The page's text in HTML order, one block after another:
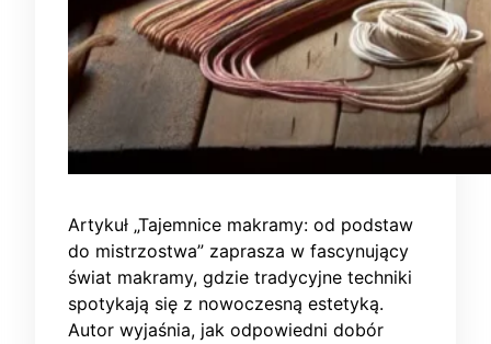
Artykuł „Tajemnice makramy: od podstaw
do mistrzostwa” zaprasza w fascynujący
świat makramy, gdzie tradycyjne techniki
spotykają się z nowoczesną estetyką.
Autor wyjaśnia, jak odpowiedni dobór